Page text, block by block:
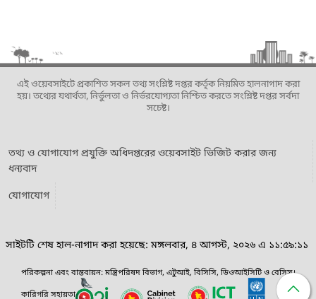
এই ওয়েবসাইটে প্রকাশিত সকল তথ্য সংশ্লিষ্ট দপ্তর কর্তৃক নিয়মিত হালনাগাদ করা
হয়। তথ্যের যথার্থতা, নির্ভুলতা ও নির্ভরযোগ্যতা নিশ্চিত করতে সংশ্লিষ্ট দপ্তর সর্বদা
সচেষ্ট।
তথ্য ও যোগাযোগ প্রযুক্তি অধিদপ্তরের ওয়েবসাইট ভিজিট করার জন্য
ধন্যবাদ
যোগাযোগ
সাইটটি শেষ হাল-নাগাদ করা হয়েছে: মঙ্গলবার, ৪ আগস্ট, ২০২৬ এ ১১:৫৯:১১
পরিকল্পনা এবং বাস্তবায়ন: মন্ত্রিপরিষদ বিভাগ, এটুআই, বিসিসি, ডিওআইসিটি ও বেসিস।
কারিগরি সহায়তা